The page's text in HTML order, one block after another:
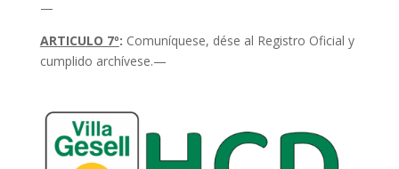
—
ARTICULO 7º: Comuníquese, dése al Registro Oficial y
cumplido archívese.—